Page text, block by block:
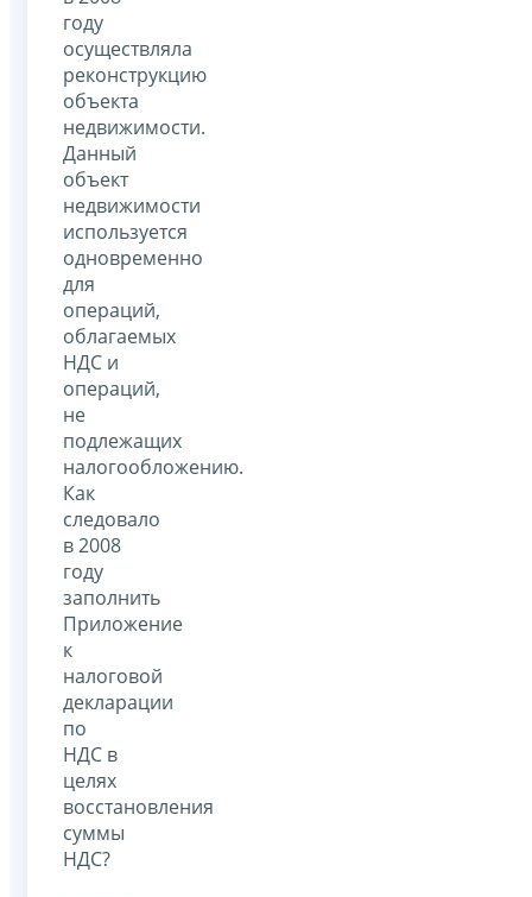
году
осуществляла
реконструкцию
объекта
недвижимости.
Данный
объект
недвижимости
используется
одновременно
для
операций,
облагаемых
НДС и
операций,
не
подлежащих
налогообложению.
Как
следовало
в 2008
году
заполнить
Приложение
к
налоговой
декларации
по
НДС в
целях
восстановления
суммы
НДС?